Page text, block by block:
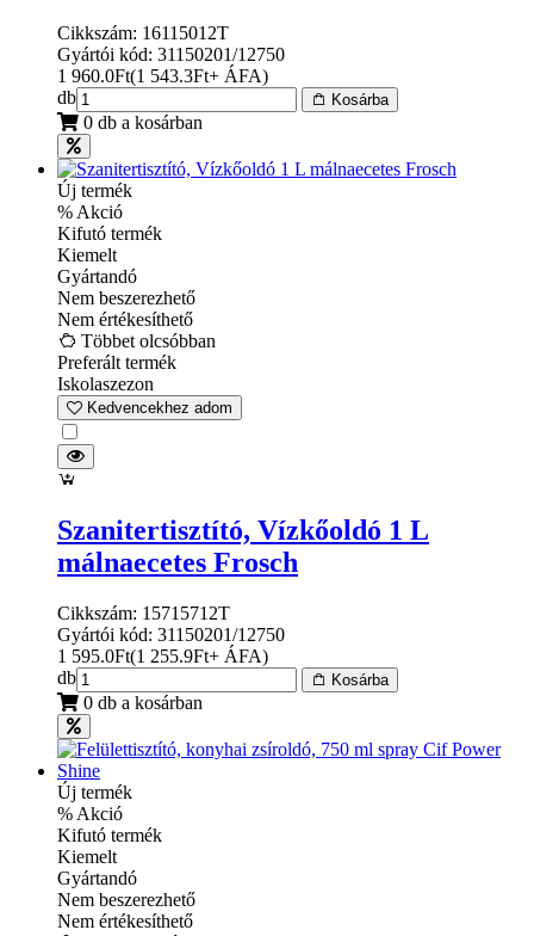
Cikkszám: 16115012T
Gyártói kód: 31150201/12750
1 960.0Ft(1 543.3Ft+ ÁFA)
db
Kosárba
0 db a kosárban
Új termék
% Akció
Kifutó termék
Kiemelt
Gyártandó
Nem beszerezhető
Nem értékesíthető
Többet olcsóbban
Preferált termék
Iskolaszezon
Kedvencekhez adom
Szanitertisztító, Vízkőoldó 1 L
málnaecetes Frosch
Cikkszám: 15715712T
Gyártói kód: 31150201/12750
1 595.0Ft(1 255.9Ft+ ÁFA)
db
Kosárba
0 db a kosárban
Új termék
% Akció
Kifutó termék
Kiemelt
Gyártandó
Nem beszerezhető
Nem értékesíthető